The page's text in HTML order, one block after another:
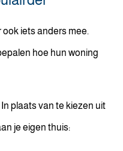
iets anders mee.
hoe hun woning
plaats van te kiezen uit
je eigen thuis: